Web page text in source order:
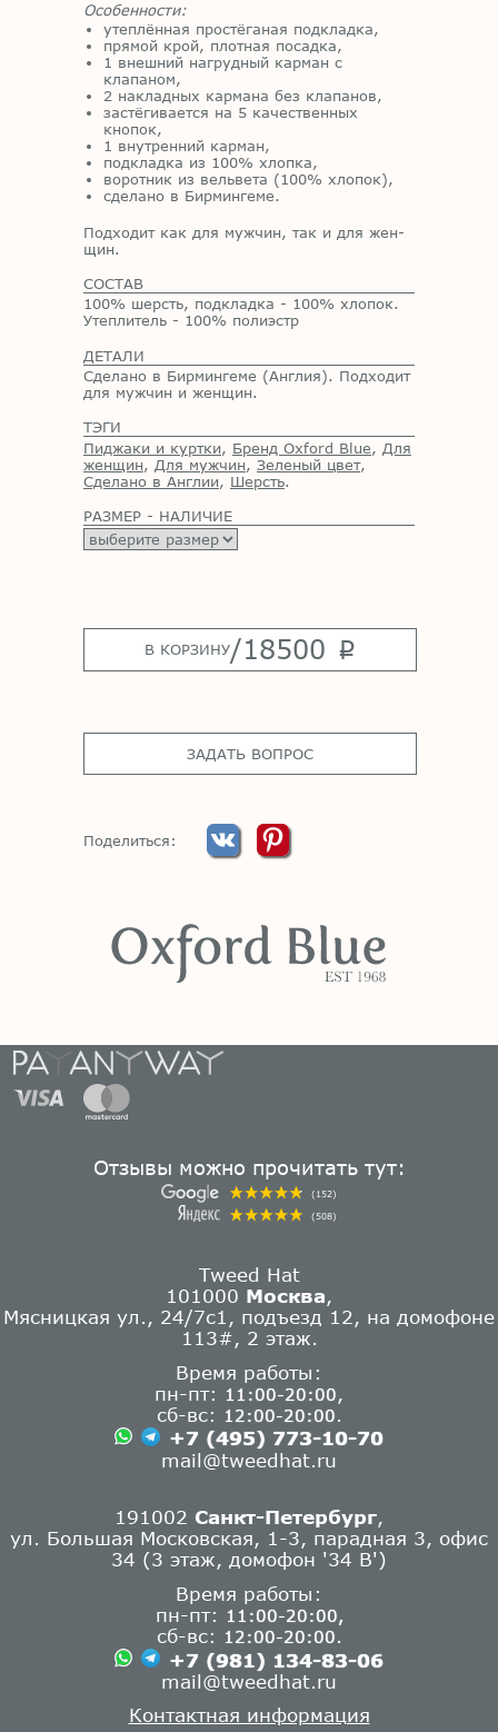
Особенности:
утеплённая простёганая подкладка,
прямой крой, плотная посадка,
1 внешний нагрудный карман с
клапаном,
2 накладных кармана без клапанов,
застёгивается на 5 качественных
кнопок,
1 внутренний карман,
подкладка из 100% хлопка,
воротник из вельвета (100% хлопок),
сделано в Бирмингеме.
Под­хо­дит как для муж­чин, так и для жен­
щин.
СОСТАВ
100% шерсть, подкладка - 100% хлопок.
Утеплитель - 100% полиэстр
ДЕТАЛИ
Сделано в Бирмингеме (Англия). Подходит
для мужчин и женщин.
ТЭГИ
Пиджаки и куртки, Бренд Oxford Blue, Для
женщин, Для мужчин, Зеленый цвет,
Сделано в Англии, Шерсть.
РАЗМЕР - НАЛИЧИЕ
В КОРЗИНУ/18500 p
ЗАДАТЬ ВОПРОС
Поделиться:
Отзывы можно прочитать тут:
(152)
(508)
Tweed Hat
101000 Москва
Мясницкая ул., 24/7с1, подъезд 12, на домофоне
113#, 2 этаж.
Время работы:
пн-пт:
11:00-20:00
сб-вс:
12:00-20:00
+7 (495) 773-10-70
mail@tweedhat.ru
191002 Санкт-Петербург
ул. Большая Московская, 1-3, парадная 3, офис
34 (3 этаж, домофон '34 В')
Время работы:
пн-пт:
11:00-20:00,
сб-вс: 12:00-20:00
+7 (981) 134-83-06
mail@tweedhat.ru
Контактная информация